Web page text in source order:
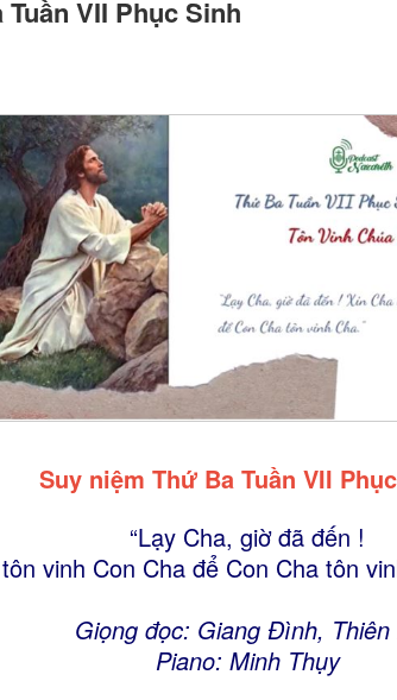
VII Phục Sinh
Suy niệm Thứ Ba Tuần VII
“Lạy Cha, giờ đã đến !
vinh Con Cha để Con Cha tôn
Giọng đọc: Giang Đình, Thiên
Piano: Minh Thụy